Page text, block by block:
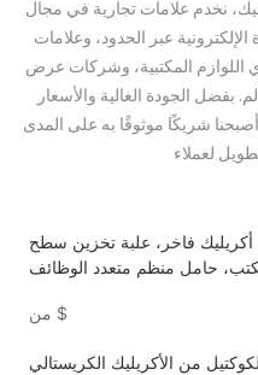
نخدم علامات تجارية في مجال
الإلكترونية عبر الحدود، وعلامات
اللوازم المكتبية، وشركات عرض
بفضل الجودة العالية والأسعار
شريكًا موثوقًا به على المدى
فاخر، علبة تخزين سطح
حامل منظم متعدد الوظائف
$
من الأكريليك الكريستالي